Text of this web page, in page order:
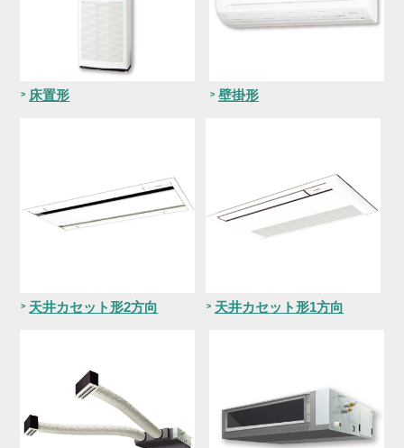
床置形 壁掛形
天井カセット形2方向 天井カセット形1方向